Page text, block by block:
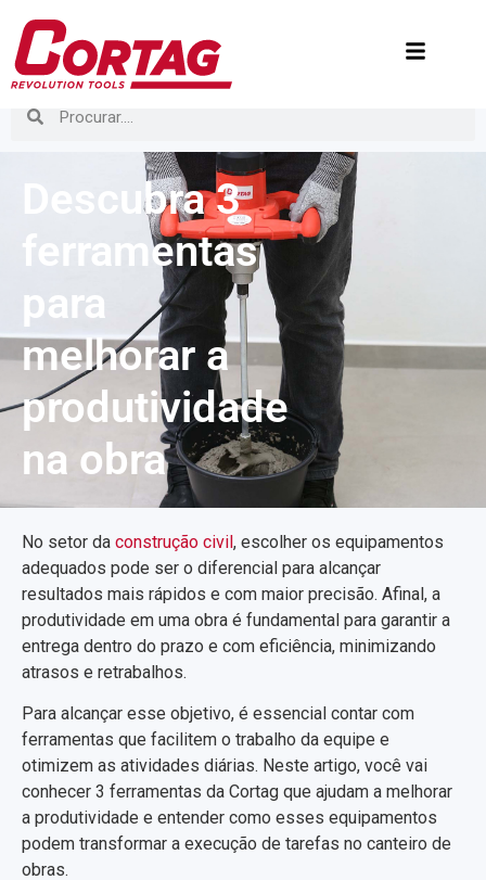
Descubra 3
ferramentas
para
melhorar a
produtividade
na obra
No setor da construção civil, escolher os equipamentos
adequados pode ser o diferencial para alcançar
resultados mais rápidos e com maior precisão. Afinal, a
produtividade em uma obra é fundamental para garantir a
entrega dentro do prazo e com eficiência, minimizando
atrasos e retrabalhos.
Para alcançar esse objetivo, é essencial contar com
ferramentas que facilitem o trabalho da equipe e
otimizem as atividades diárias. Neste artigo, você vai
conhecer 3 ferramentas da Cortag que ajudam a melhorar
a produtividade e entender como esses equipamentos
podem transformar a execução de tarefas no canteiro de
obras.